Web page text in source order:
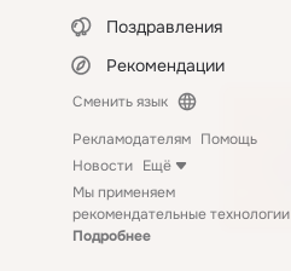
Поздравления
Рекомендации
Сменить язык
Рекламодателям Помощь
Новости Ещё
Мы применяем
рекомендательные технологии
Подробнее